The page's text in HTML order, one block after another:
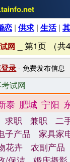
恋 | 供求| 生活|
网 _ 第1页 （共
录 - 免费发布信息
考试网
泰 肥城 宁阳
求职 兼职 二
子产品 家具家
花卉 农副产品